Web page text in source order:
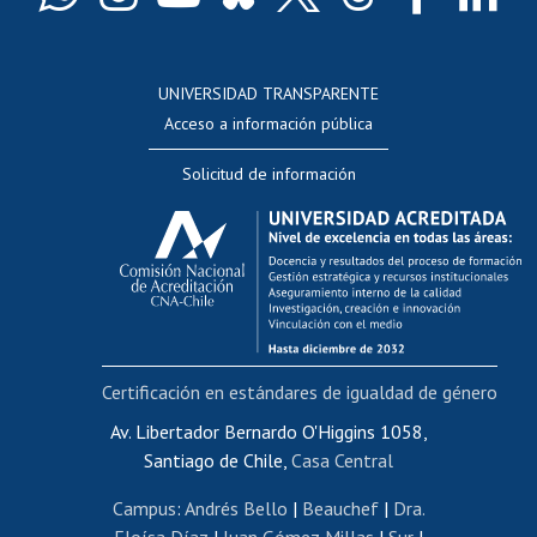
Docentes
Evaluación docente
Calificación académica
Postulación al AUCAI
Funcionarias/os
Cursos internos de capacitación
Bienestar del personal
Portal de movilidad interna
Certificado de renta
Certificado de renta honorarios
Editar páginas blancas
UNIVERSIDAD TRANSPARENTE
Acceso a información pública
Solicitud de información
Av. Libertador Bernardo O'Higgins 1058,
Santiago de Chile, Casa Central
Campus: Andrés Bello | Beauchef| Dra.
Certificación en estándares de igualdad de género